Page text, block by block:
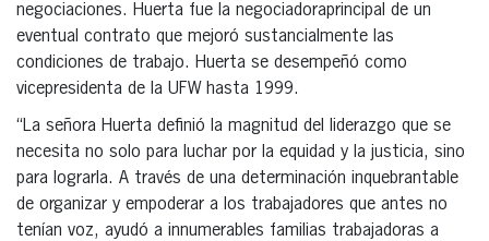
negociaciones. Huerta fue la negociadoraprincipal de un
eventual contrato que mejoró sustancialmente las
condiciones de trabajo. Huerta se desempeñó como
vicepresidenta de la UFW hasta 1999.
“La señora Huerta definió la magnitud del liderazgo que se
necesita no solo para luchar por la equidad y la justicia, sino
para lograrla. A través de una determinación inquebrantable
de organizar y empoderar a los trabajadores que antes no
tenían voz, ayudó a innumerables familias trabajadoras a